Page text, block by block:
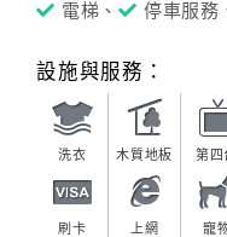
電梯、
停車服務
設施與服務：
洗衣 木質地板 第四
刷卡 上網 寵